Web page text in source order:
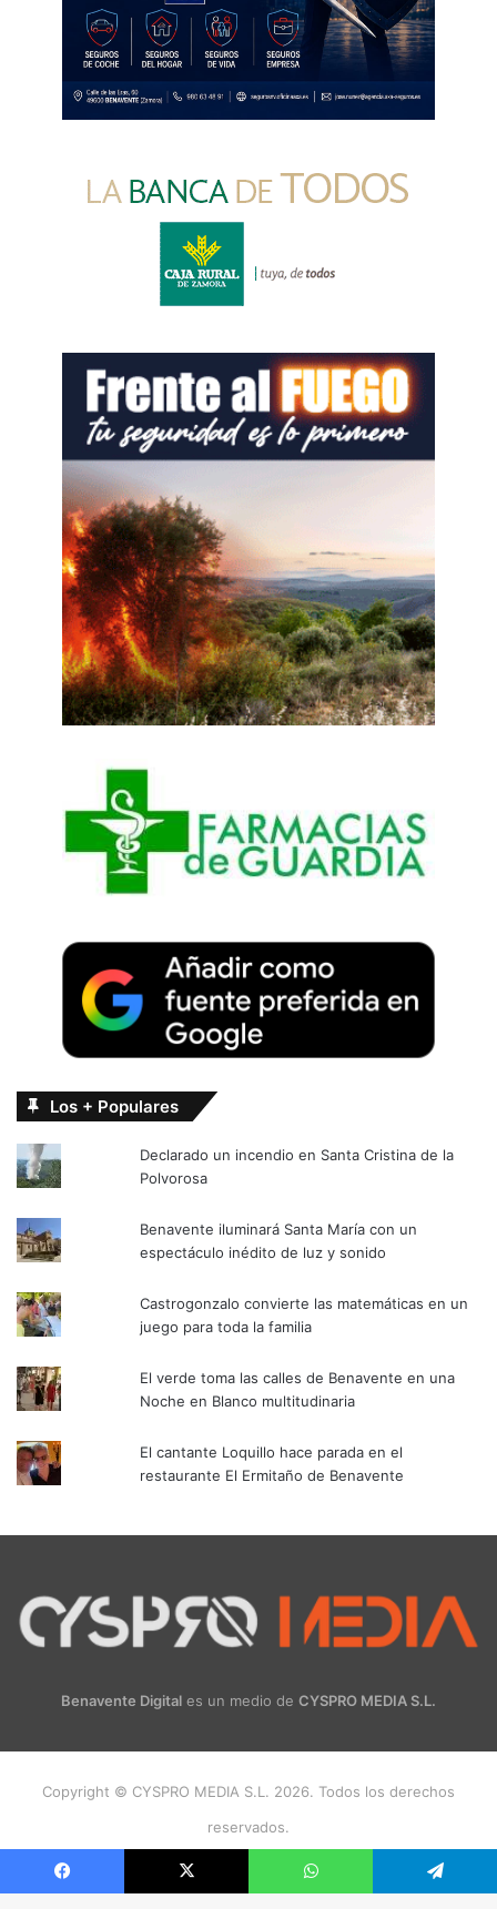
Los + Populares
Declarado un incendio en Santa Cristina de la
Polvorosa
Benavente iluminará Santa María con un
espectáculo inédito de luz y sonido
Castrogonzalo convierte las matemáticas en un
juego para toda la familia
El verde toma las calles de Benavente en una
Noche en Blanco multitudinaria
El cantante Loquillo hace parada en el
restaurante El Ermitaño de Benavente
Benavente Digital es un medio de CYSPRO MEDIA S.L.
Copyright © CYSPRO MEDIA S.L. 2026. Todos los derechos
reservados.
Instagram
Facebook X WhatsApp Telegram